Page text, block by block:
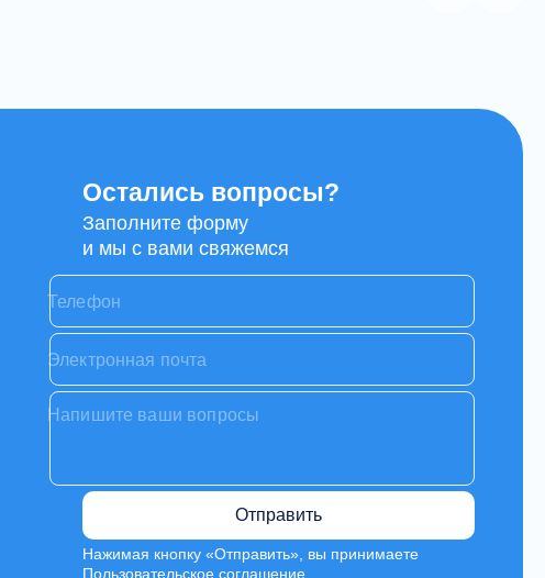
Остались вопросы?
Заполните форму
и мы с вами свяжемся
Отправить
Нажимая кнопку «Отправить», вы принимаете
Пользовательское соглашение